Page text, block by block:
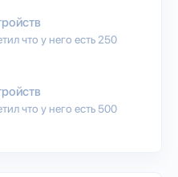
что у него есть 250
что у него есть 500